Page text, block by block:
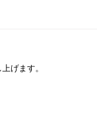
げます。